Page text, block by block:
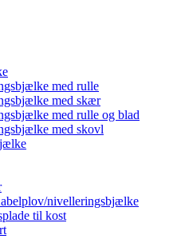
med rulle
med skær
med rulle og blad
med skovl
nivelleringsbjælke
til kost